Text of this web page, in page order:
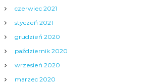
czerwiec 2021
styczeń 2021
grudzień 2020
październik 2020
wrzesień 2020
marzec 2020